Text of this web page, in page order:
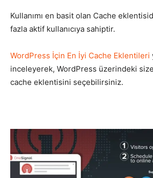
Kullanımı en basit olan Cache
fazla aktif kullanıcıya sahiptir.
WordPress İçin En İyi Cache Eklentileri
inceleyerek, WordPress üzerindeki
cache eklentisini seçebilirsiniz.